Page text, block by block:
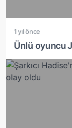
1 yıl önce
Ünlü oyuncu